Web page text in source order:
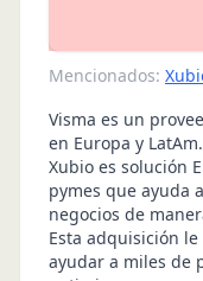
Mencionados:
Visma es un
en Europa y LatAm.
Xubio es solución
pymes que ayuda
negocios de
Esta adquisición
ayudar a miles de